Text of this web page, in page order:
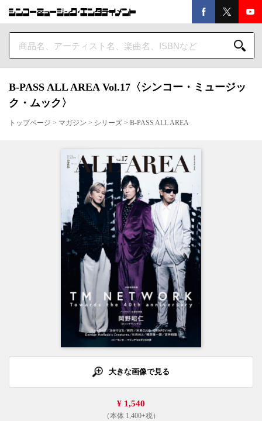
B-PASS ALL AREA Vol.17〈シンコー・ミュージッ
ク・ムック〉
トップページ > マガジン > シリーズ > B-PASS ALL AREA
大きな画像で見る
¥ 1,540
（本体 1,400+税）